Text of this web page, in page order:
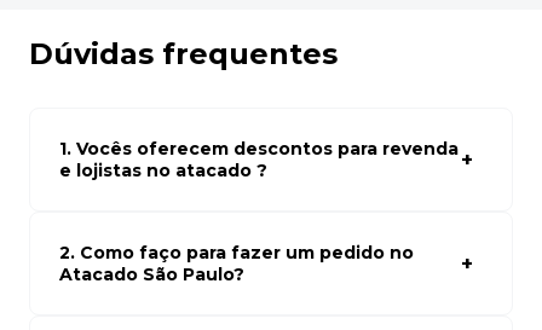
Dúvidas frequentes
1. Vocês oferecem descontos para revenda
e lojistas no atacado ?
atacado empresas e compre com os melhores preços
para seu modelo de negócio
2. Como faço para fazer um pedido no
Atacado São Paulo?